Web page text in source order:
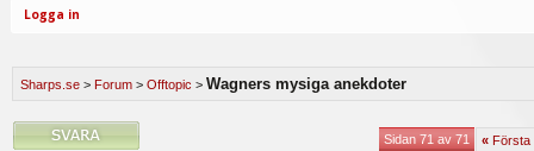
Logga in
Sharps.se > Forum > Offtopic > Wagners mysiga anekdoter
Sidan 71 av 71 «Första